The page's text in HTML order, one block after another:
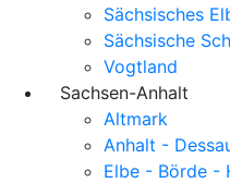
Sächsisches
Sächsische
Vogtland
Sachsen-Anhalt
Altmark
Anhalt -
Elbe - Börde -